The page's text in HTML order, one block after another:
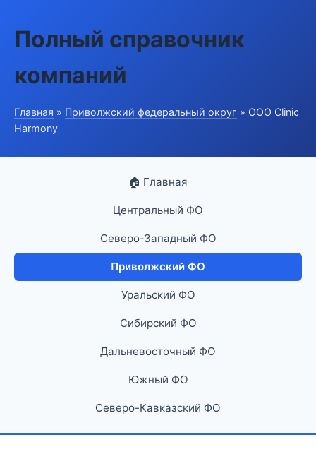
Полный справочник
компаний
Главная » Приволжский федеральный округ » ООО Clinic
Harmony
🏠 Главная
Центральный ФО
Северо-Западный ФО
Приволжский ФО
Уральский ФО
Сибирский ФО
Дальневосточный ФО
Южный ФО
Северо-Кавказский ФО